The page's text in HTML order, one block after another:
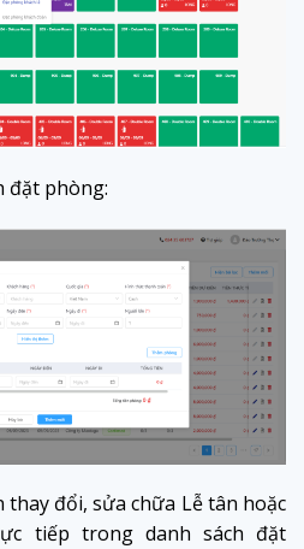
đặt phòng:
đổi, sửa chữa Lễ tân hoặc
tiếp trong danh sách đặt